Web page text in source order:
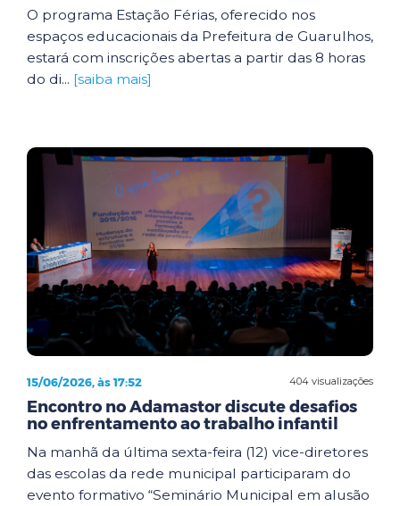
O programa Estação Férias, oferecido nos
espaços educacionais da Prefeitura de Guarulhos,
estará com inscrições abertas a partir das 8 horas
do di... [saiba mais]
404 visualizações
15/06/2026, às 17:52
Encontro no Adamastor discute desafios
no enfrentamento ao trabalho infantil
Na manhã da última sexta-feira (12) vice-diretores
das escolas da rede municipal participaram do
evento formativo “Seminário Municipal em alusão